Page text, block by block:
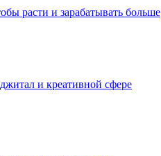
расти и зарабатывать больше
и креативной сфере